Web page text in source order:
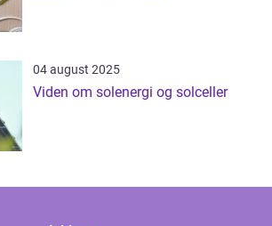
04 august 2025
Viden om solenergi og solceller